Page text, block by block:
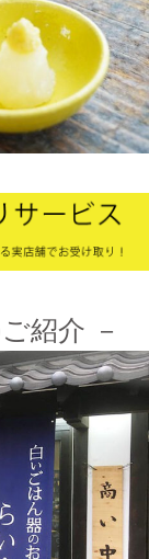
お客様により快
度などを改善し
。
ーアンバサダー
をチェッ
テレビ まちイ
の木本武宏さ
にいらっしゃい
紹介 －